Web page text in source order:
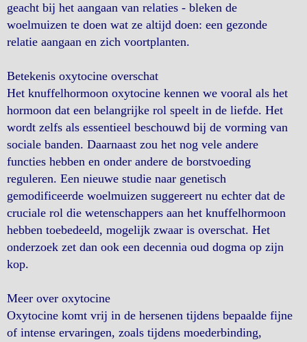
geacht bij het aangaan van relaties - bleken de
woelmuizen te doen wat ze altijd doen: een gezonde
relatie aangaan en zich voortplanten.
Betekenis oxytocine overschat
Het knuffelhormoon oxytocine kennen we vooral als het
hormoon dat een belangrijke rol speelt in de liefde. Het
wordt zelfs als essentieel beschouwd bij de vorming van
sociale banden. Daarnaast zou het nog vele andere
functies hebben en onder andere de borstvoeding
reguleren. Een nieuwe studie naar genetisch
gemodificeerde woelmuizen suggereert nu echter dat de
cruciale rol die wetenschappers aan het knuffelhormoon
hebben toebedeeld, mogelijk zwaar is overschat. Het
onderzoek zet dan ook een decennia oud dogma op zijn
kop.
Meer over oxytocine
Oxytocine komt vrij in de hersenen tijdens bepaalde fijne
of intense ervaringen, zoals tijdens moederbinding,